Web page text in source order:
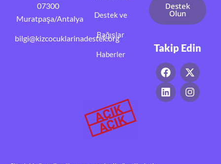
07300
Muratpaşa/Antalya
bilgi@kizcocuklarinadestek.org
Destek ve
Bağışlar
Haberler
Destek
Olun
Takip Edin